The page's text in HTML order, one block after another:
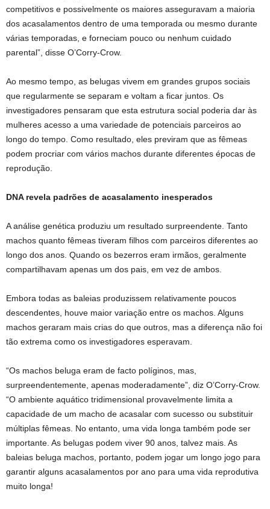
competitivos e possivelmente os maiores asseguravam a maioria
dos acasalamentos dentro de uma temporada ou mesmo durante
várias temporadas, e forneciam pouco ou nenhum cuidado
parental”, disse O’Corry-Crow.
Ao mesmo tempo, as belugas vivem em grandes grupos sociais
que regularmente se separam e voltam a ficar juntos. Os
investigadores pensaram que esta estrutura social poderia dar às
mulheres acesso a uma variedade de potenciais parceiros ao
longo do tempo. Como resultado, eles previram que as fêmeas
podem procriar com vários machos durante diferentes épocas de
reprodução.
DNA revela padrões de acasalamento inesperados
A análise genética produziu um resultado surpreendente. Tanto
machos quanto fêmeas tiveram filhos com parceiros diferentes ao
longo dos anos. Quando os bezerros eram irmãos, geralmente
compartilhavam apenas um dos pais, em vez de ambos.
Embora todas as baleias produzissem relativamente poucos
descendentes, houve maior variação entre os machos. Alguns
machos geraram mais crias do que outros, mas a diferença não foi
tão extrema como os investigadores esperavam.
“Os machos beluga eram de facto políginos, mas,
surpreendentemente, apenas moderadamente”, diz O’Corry-Crow.
“O ambiente aquático tridimensional provavelmente limita a
capacidade de um macho de acasalar com sucesso ou substituir
múltiplas fêmeas. No entanto, uma vida longa também pode ser
importante. As belugas podem viver 90 anos, talvez mais. As
baleias beluga machos, portanto, podem jogar um longo jogo para
garantir alguns acasalamentos por ano para uma vida reprodutiva
muito longa!